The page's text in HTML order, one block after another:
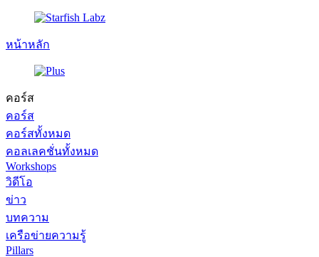
หน้าหลัก
คอร์ส
คอร์ส
คอร์สทั้งหมด
คอลเลคชั่นทั้งหมด
Workshops
วิดีโอ
ข่าว
บทความ
เครือข่ายความรู้
Pillars